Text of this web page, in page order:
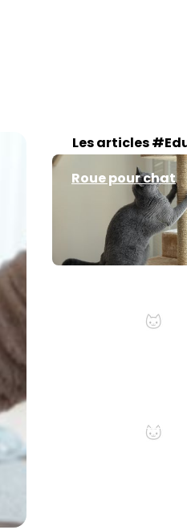
Les articles
Roue pour chat
caca partout ?